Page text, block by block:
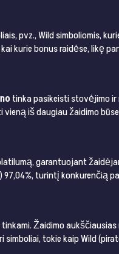
pvz., Wild simboliomis,
kurie bonus raidėse, likę
tinka pasikeisti stovėjimo
iš daugiau žaidimo
garantuojant
turintį konkurenčią
Žaidimo
tokie kaip Wild